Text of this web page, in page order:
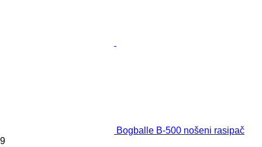
Bogballe B-500 nošeni rasipač
9